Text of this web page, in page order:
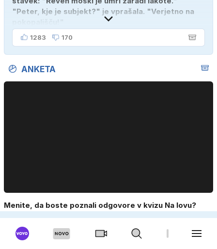
"Peter, kje je subjekt?" je vprašala. "Verjetno na
1283 170
ANKETA
Menite, da boste poznali odgovore v kvizu Na lovu?
Ne, a se veselim naučiti nekaj novega.